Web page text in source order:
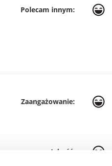
Polecam innym:
Zaangażowanie:
Jakość: